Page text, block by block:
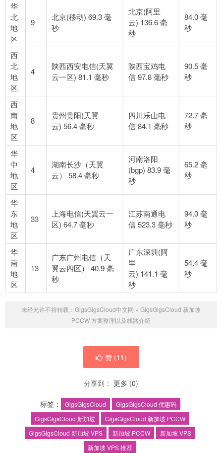
华
北
地
区
9
北京(移动) 69.3 毫
秒
北京(阿里
云) 136.6 毫
秒
84.0 毫
秒
西
北
地
区
4
陕西西安电信(天翼
云一区) 81.1 毫秒
陕西宝鸡电
信 97.8 毫秒
90.5 毫
秒
西
南
地
区
8
贵州贵阳(天翼
云) 56.4 毫秒
四川乐山电
信 84.1 毫秒
72.7 毫
秒
华
中
地
区
4
湖南长沙（天翼
云） 58.4 毫秒
河南洛阳
(bgp) 83.9 毫
秒
65.2 毫
秒
华
东
地
区
33
上海电信(天翼云一
区) 64.7 毫秒
江苏南通电
信 523.3 毫秒
94.0 毫
秒
华
南
地
区
13
广东广州电信（天
翼云四区） 40.9 毫
秒
广东深圳(阿
里
云) 141.1 毫
秒
54.4 毫
秒
未经允许不得转载： GigsGigsCloud中文网 » GigsGigsCloud 新加坡
PCCW 方案整理以及线路介绍
赞 (11)
分享到： 更多 (0)
标签： GigsGigsCloud
GigsGigsCloud 优惠码
GigsGigsCloud 新加坡
GigsGigsCloud 新加坡 PCCW
GigsGigsCloud 新加坡 VPS
新加坡 PCCW
新加坡 VPS
新加坡 VPS 推荐